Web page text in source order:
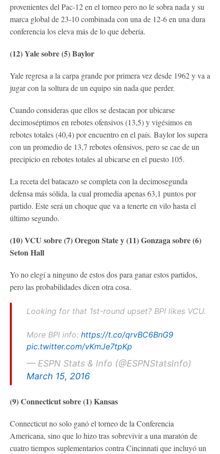
provenientes del Pac-12 en el torneo pero no le sobra nada y su
marca global de 23-10 combinada con una de 12-6 en una dura
conferencia los eleva más de lo que debería.
(12) Yale sobre (5) Baylor
Yale regresa a la carpa grande por primera vez desde 1962 y va a
jugar con la soltura de un equipo sin nada que perder.
Cuando consideras que ellos se destacan por ubicarse
decimoséptimos en rebotes ofensivos (13,5) y vigésimos en
rebotes totales (40,4) por encuentro en el país. Baylor los supera
con un promedio de 13,7 rebotes ofensivos, pero se cae de un
precipicio en rebotes totales al ubicarse en el puesto 105.
La receta del batacazo se completa con la decimosegunda
defensa más sólida, la cual promedia apenas 63,1 puntos por
partido. Este será un choque que va a tenerte en vilo hasta el
último segundo.
(10) VCU sobre (7) Oregon State y (11) Gonzaga sobre (6)
Seton Hall
Yo no elegí a ninguno de estos dos para ganar estos partidos,
pero las probabilidades dicen otra cosa.
Looking for that 1st-round upset? BPI likes VCU.
More BPI info: https://t.co/qrvBC6BnG9
pic.twitter.com/vKmJe7tpKp
— ESPN Stats & Info (@ESPNStatsInfo)
March 15, 2016
(9) Connecticut sobre (1) Kansas
Connecticut no solo ganó el torneo de la Conferencia
Americana, sino que lo hizo tras sobrevivir a una maratón de
cuatro tiempos suplementarios contra Cincinnati que incluyó un